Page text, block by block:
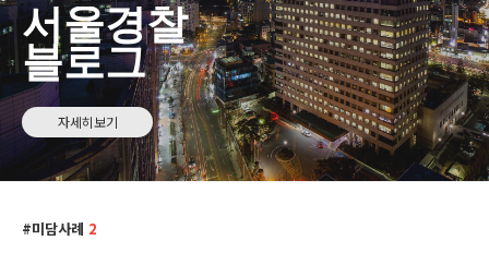
서울경찰
블로그
자세히보기
미담사례 2